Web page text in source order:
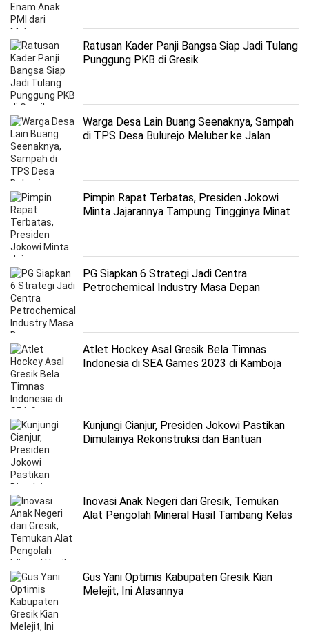
Ratusan Kader Panji Bangsa Siap Jadi Tulang
Punggung PKB di Gresik
Warga Desa Lain Buang Seenaknya, Sampah
di TPS Desa Bulurejo Meluber ke Jalan
Pimpin Rapat Terbatas, Presiden Jokowi
Minta Jajarannya Tampung Tingginya Minat
PG Siapkan 6 Strategi Jadi Centra
Petrochemical Industry Masa Depan
Atlet Hockey Asal Gresik Bela Timnas
Indonesia di SEA Games 2023 di Kamboja
Kunjungi Cianjur, Presiden Jokowi Pastikan
Dimulainya Rekonstruksi dan Bantuan
Inovasi Anak Negeri dari Gresik, Temukan
Alat Pengolah Mineral Hasil Tambang Kelas
Gus Yani Optimis Kabupaten Gresik Kian
Melejit, Ini Alasannya